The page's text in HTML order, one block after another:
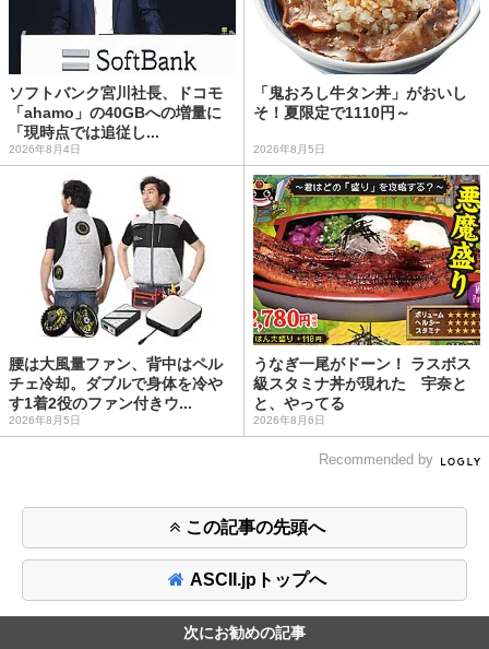
ソフトバンク宮川社長、ドコモ
「ahamo」の40GBへの増量に
「現時点では追従し...
2026年8月4日
「鬼おろし牛タン丼」がおいし
そ！夏限定で1110円～
2026年8月5日
腰は大風量ファン、背中はペル
チェ冷却。ダブルで身体を冷や
す1着2役のファン付きウ...
2026年8月5日
うなぎ一尾がドーン！ ラスボス
級スタミナ丼が現れた 宇奈と
と、やってる
2026年8月6日
Recommended by
この記事の先頭へ
ASCII.jpトップへ
次にお勧めの記事